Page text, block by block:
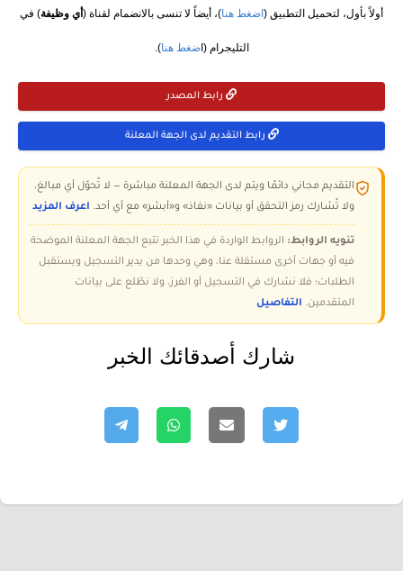
أولاً بأول، لتحميل التطبيق ( اضغط هنا)، أيضاً لا تنسى بالانضمام لقناة ( أي وظيفة) في
التليجرام (اضغط هنا).
رابط المصدر
رابط التقديم لدى الجهة المعلنة
التقديم مجاني دائمًا ويتم لدى الجهة المعلنة مباشرة — لا تُحوّل أي مبالغ،
ولا تُشارك رمز التحقق أو بيانات «نفاذ» و«أبشر» مع أي أحد. اعرف المزيد
تنويه الروابط: الروابط الواردة في هذا الخبر تتبع الجهة المعلنة الموضحة
فيه أو جهات أخرى مستقلة عنا، وهي وحدها من يدير التسجيل ويستقبل
الطلبات؛ فلا نشارك في التسجيل أو الفرز، ولا نطّلع على بيانات
المتقدمين. التفاصيل
شارك أصدقائك الخبر